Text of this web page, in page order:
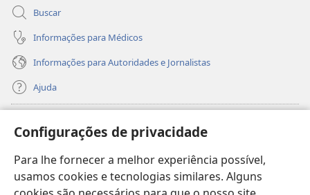
Configurações de privacidade
Para lhe fornecer a melhor experiência possível,
usamos cookies e tecnologias similares. Alguns
Buscar
Informações para Médicos
Informações para Autoridades e Jornalistas
Ajuda
(abre
nova
janela)
Biblioteca On-line da Torre de Vigia™
(abre
nova
JW Hub